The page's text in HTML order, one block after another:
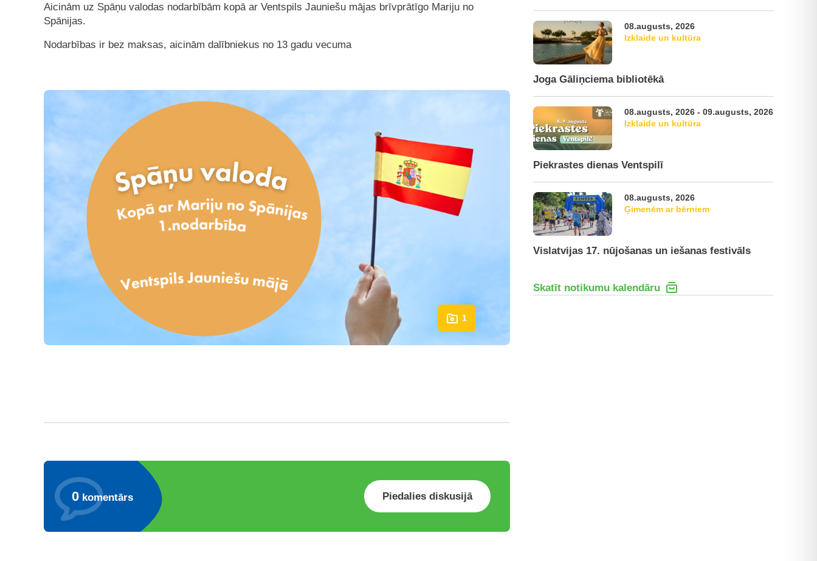
Aicinām uz Spāņu valodas nodarbībām kopā ar Ventspils Jauniešu mājas brīvprātīgo Mariju no
Spānijas.
Nodarbības ir bez maksas, aicinām dalībniekus no 13 gadu vecuma
1
0 komentārs Piedalies diskusijā
08.augusts, 2026
Izklaide un kultūra
Joga Gāliņciema bibliotēkā
08.augusts, 2026 - 09.augusts, 2026
Izklaide un kultūra
Piekrastes dienas Ventspilī
08.augusts, 2026
Ģimenēm ar bērniem
Vislatvijas 17. nūjošanas un iešanas festivāls
Skatīt notikumu kalendāru